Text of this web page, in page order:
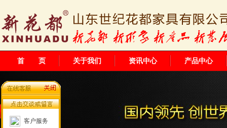
首 页 关于我们 资讯中心 产品中心
客户服务